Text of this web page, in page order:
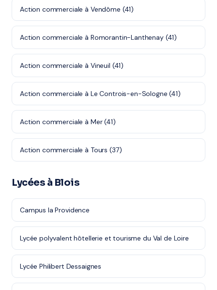
Action commerciale à Vendôme (41)
Action commerciale à Romorantin-Lanthenay (41)
Action commerciale à Vineuil (41)
Action commerciale à Le Controis-en-Sologne (41)
Action commerciale à Mer (41)
Action commerciale à Tours (37)
Lycées à Blois
Campus la Providence
Lycée polyvalent hôtellerie et tourisme du Val de Loire
Lycée Philibert Dessaignes